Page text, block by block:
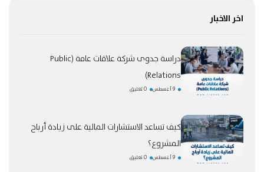
اخر الاخبار
دراسة جدوى شركة علاقات عامة (Public
Relations)
9 أغسطس 0 تعليق
كيف تساعد الاستشارات المالية على زيادة أرباح
المشروع؟
9 أغسطس 0 تعليق